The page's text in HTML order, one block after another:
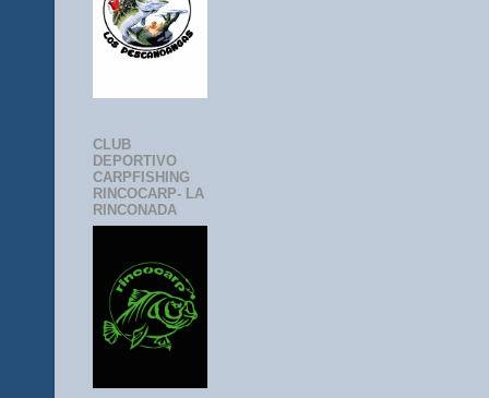
CLUB
DEPORTIVO
CARPFISHING
RINCOCARP- LA
RINCONADA